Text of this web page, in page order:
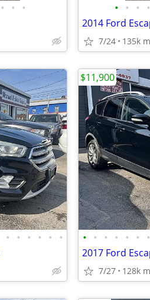
• • • • • • •
2014 Ford
7/24 135k
• • • • • • • • • • • • •
2017 Ford
7/27 128k
$11,900